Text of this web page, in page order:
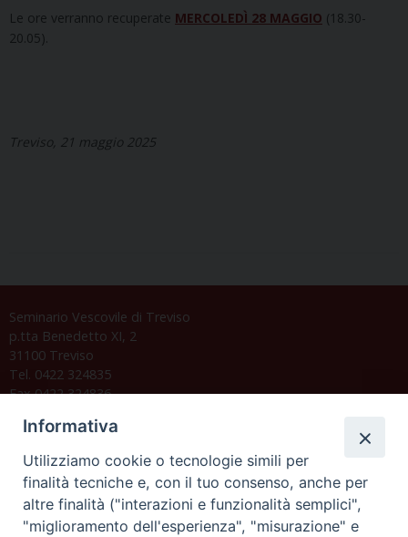
Le ore verranno recuperate MERCOLEDÌ 28 MAGGIO (18.30-
20.05).
Treviso, 21 maggio 2025
Seminario Vescovile di Treviso
p.tta Benedetto XI, 2
31100 Treviso
Tel. 0422 324835
Fax 0422 324836
C.F. 94004060268
Orario di segreteria
Informativa
Utilizziamo cookie o tecnologie simili per
finalità tecniche e, con il tuo consenso, anche per
altre finalità ("interazioni e funzionalità semplici",
"miglioramento dell'esperienza", "misurazione" e